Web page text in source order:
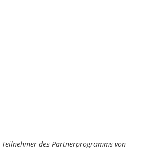
Teilnehmer des Partnerprogramms von